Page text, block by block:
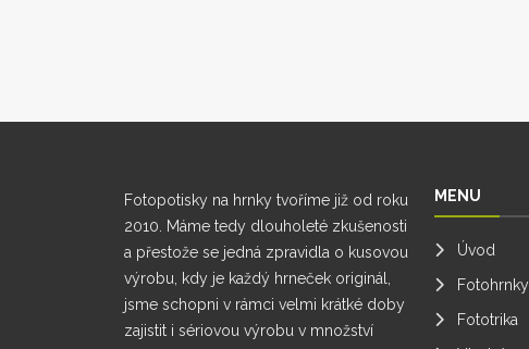
Fotopotisky na hrnky tvoříme již od roku
2010. Máme tedy dlouholeté zkušenosti
a přestože se jedná zpravidla o kusovou
výrobu, kdy je každý hrneček originál,
jsme schopni v rámci velmi krátké doby
zajistit i sériovou výrobu v množství
MENU
Úvod
Fotohrnky
Fototrika